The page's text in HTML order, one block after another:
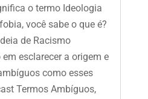
o termo Ideologia
você sabe o que é?
de Racismo
em esclarecer a origem e
como esses
Termos Ambíguos,